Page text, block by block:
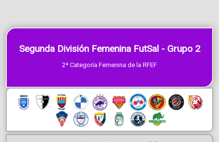
Segunda División Femenina FutSal - Grupo 2
2ª Categoría Femenina de la RFEF